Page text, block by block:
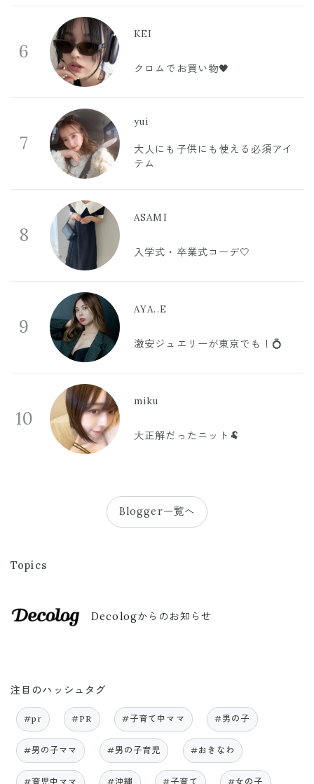
6
KEI
クロムでお買い物🖤
7
yui
大人にも子供にも使える必須アイ
テム
8
ASAMI
入学式・卒業式コーデ🤍
9
AYA..E
激安ジュエリーが東京でも！💍
10
miku
大正解だったニット🐏
Blogger一覧へ
Topics
Decologからのお知らせ
注目のハッシュタグ
#pr #PR #子育て中ママ #男の子
#男の子ママ #男の子育児 #おきなわ
#育児中ママ #沖縄 #子育て #女の子